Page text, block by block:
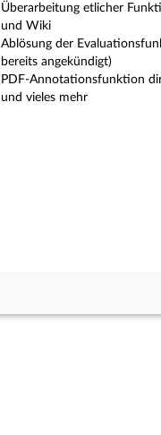
Überarbeitung etlicher
und Wiki
Ablösung der
bereits angekündigt)
PDF-Annotationsfunktion
und vieles mehr